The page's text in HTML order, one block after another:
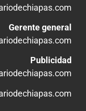
Gerente general
Publicidad